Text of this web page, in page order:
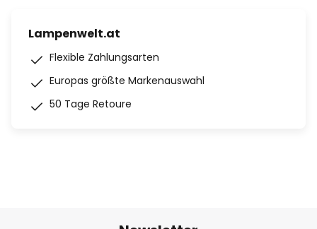
Lampenwelt.at
Flexible Zahlungsarten
Europas größte Markenauswahl
50 Tage Retoure